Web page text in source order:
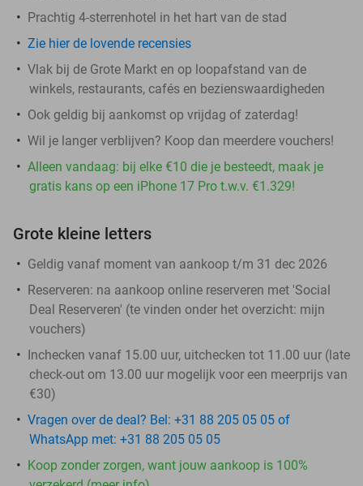
Prachtig 4-sterrenhotel in het hart van de stad
Zie hier de lovende recensies
Vlak bij de Grote Markt en op loopafstand van de
winkels, restaurants, cafés en bezienswaardigheden
Ook geldig bij aankomst op vrijdag of zaterdag!
Wil je langer verblijven? Koop dan meerdere vouchers!
Alleen vandaag: bij elke €10 die je besteedt, maak je
gratis kans op een iPhone 17 Pro t.w.v. €1.329!
Grote kleine letters
Geldig vanaf moment van aankoop t/m 31 dec 2026
Reserveren: na aankoop online reserveren met 'Social
Deal Reserveren' (te vinden onder het overzicht: mijn
vouchers)
Inchecken vanaf 15.00 uur, uitchecken tot 11.00 uur (late
check-out om 13.00 uur mogelijk voor een meerprijs van
€30)
Vragen over de deal? Bel: +31 88 205 05 05 of
WhatsApp met: +31 88 205 05 05
Koop zonder zorgen, want jouw aankoop is 100%